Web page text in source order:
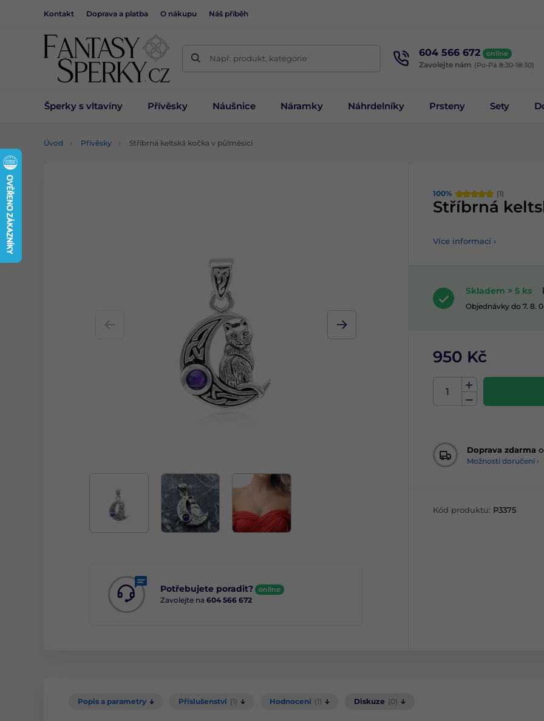
Kontakt Doprava a platba O nákupu Náš příběh
Např. produkt, kategorie 604 566 672 online
Zavolejte nám (Po-Pá 8:30-18:30)
Šperky s vltavíny Přívěsky Náušnice Náramky Náhrdelníky Prsteny Sety
Úvod Přívěsky Stříbrná keltská kočka v půlměsíci
100% (1)
Potřebujete poradit? online
Zavolejte na 604 566 672
Stříbrná
Více informací ›
Skladem > 5 ks
Objednávky do 7. 8.
950 Kč
Doprava zdarma
Možnosti doručení ›
Kód produktu: P3375
Popis a parametry Příslušenství (1) Hodnocení (1) Diskuze (0)